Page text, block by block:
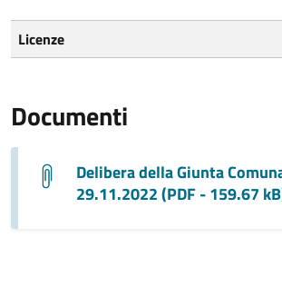
Licenze
Documenti
Delibera della Giunta
29.11.2022 (PDF - 159.67